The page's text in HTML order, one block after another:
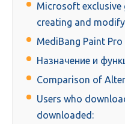
Microsoft
creating and
MediBang Paint Pro
Назначение и
Comparison of
Users who
downloaded: